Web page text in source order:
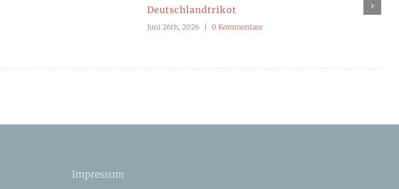
Deutschlandtrikot
Juni 26th, 2026 0 Kommentare
Impressum